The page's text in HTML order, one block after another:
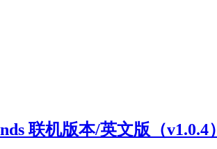
联机版本/英文版（v1.0.4）